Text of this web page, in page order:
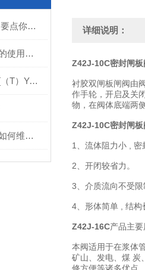
200X可调式减压阀的选用要点你可知晓！
遵循以下步骤，才能更好的使用数控电液阀
安全阀（T）YAIA0.15/25[（T）YAIA0.20/20实拍图
冷凝器安全阀在使用后该如何维护呢？
详细说明：
Z42J-10C密封闸板
衬胶双闸板闸阀由
作手轮，开启及关
物，在阀体底端两
Z42J-10C密封闸板
1、流体阻力小 ,
2、开闭较省力。
3、介质流向不受
4、形体简单 , 结构
Z42J-16C产品主
本阀适用于在浆体
矿山、发电、煤 炭